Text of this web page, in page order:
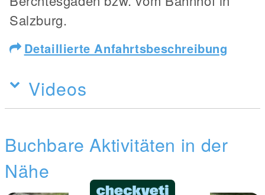
Salzburg.
Detaillierte Anfahrtsbeschreibung
Videos
Buchbare Aktivitäten in der
Nähe